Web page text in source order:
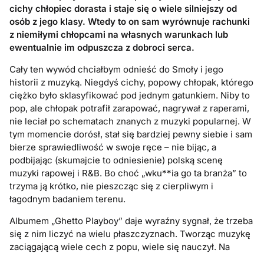
cichy chłopiec dorasta i staje się o wiele silniejszy od
osób z jego klasy. Wtedy to on sam wyrównuje rachunki
z niemiłymi chłopcami na własnych warunkach lub
ewentualnie im odpuszcza z dobroci serca.
Cały ten wywód chciałbym odnieść do Smoły i jego
historii z muzyką. Niegdyś cichy, popowy chłopak, którego
ciężko było sklasyfikować pod jednym gatunkiem. Niby to
pop, ale chłopak potrafił zarapować, nagrywał z raperami,
nie leciał po schematach znanych z muzyki popularnej. W
tym momencie dorósł, stał się bardziej pewny siebie i sam
bierze sprawiedliwość w swoje ręce – nie bijąc, a
podbijając (skumajcie to odniesienie) polską scenę
muzyki rapowej i R&B. Bo choć „wku**ia go ta branża” to
trzyma ją krótko, nie pieszcząc się z cierpliwym i
łagodnym badaniem terenu.
Albumem „Ghetto Playboy” daje wyraźny sygnał, że trzeba
się z nim liczyć na wielu płaszczyznach. Tworząc muzykę
zaciągającą wiele cech z popu, wiele się nauczył. Na